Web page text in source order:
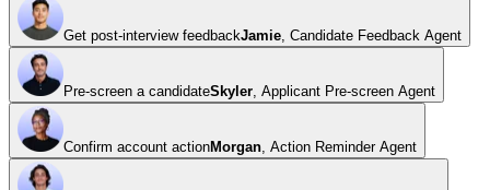
Get post-interview feedbackJamie, Candidate Feedback Agent
Pre-screen a candidateSkyler, Applicant Pre-screen Agent
Confirm account actionMorgan, Action Reminder Agent